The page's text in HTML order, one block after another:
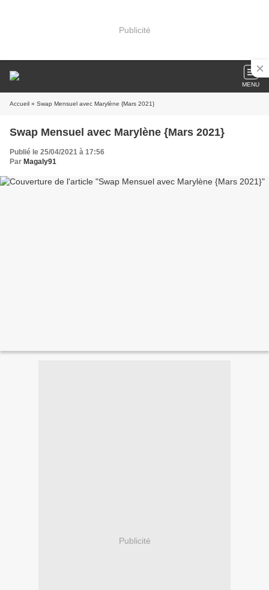
Publicité
MENU
Accueil » Swap Mensuel avec Marylène {Mars 2021}
Swap Mensuel avec Marylène {Mars 2021}
Publié le 25/04/2021 à 17:56
Par Magaly91
Publicité